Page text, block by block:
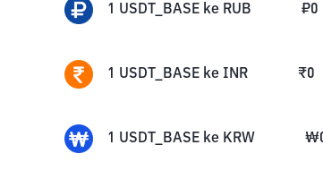
1 USDT_BASE ke RUB ₽0
1 USDT_BASE ke INR ₹0
1 USDT_BASE ke KRW ₩